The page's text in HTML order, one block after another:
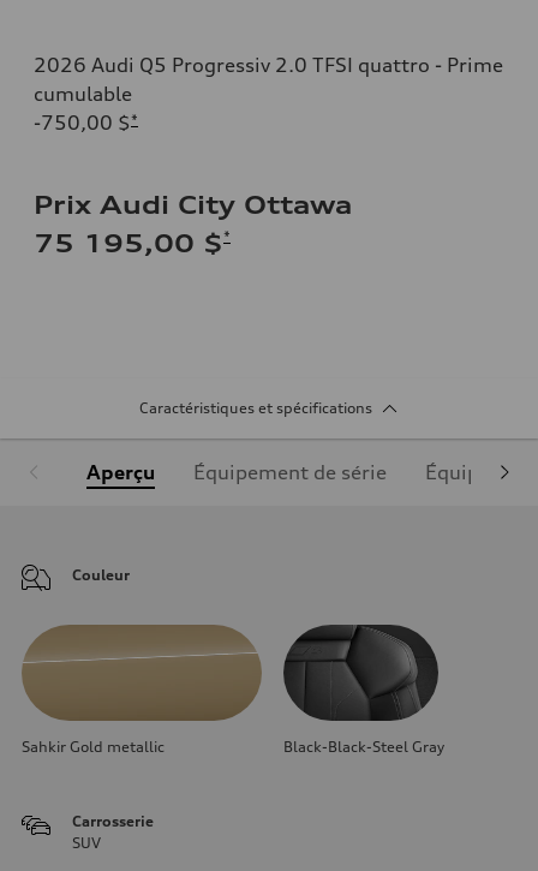
2026 Audi Q5 Progressiv 2.0 TFSI quattro - Prime
cumulable
-750,00 $*
Prix Audi City Ottawa
75 195,00 $*
Caractéristiques et spécifications
Aperçu Équipement de série
Couleur
Sahkir Gold metallic Black-Black-Steel Gray
Carrosserie
SUV